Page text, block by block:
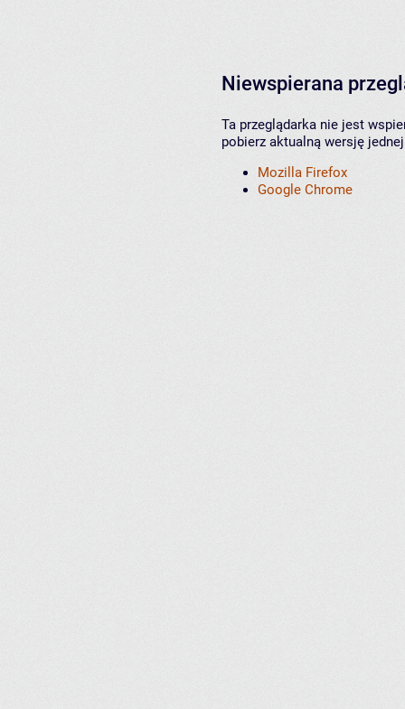
Niewspierana
Ta przeglądarka nie jest
pobierz aktualną wersję
Mozilla Firefox
Google Chrome